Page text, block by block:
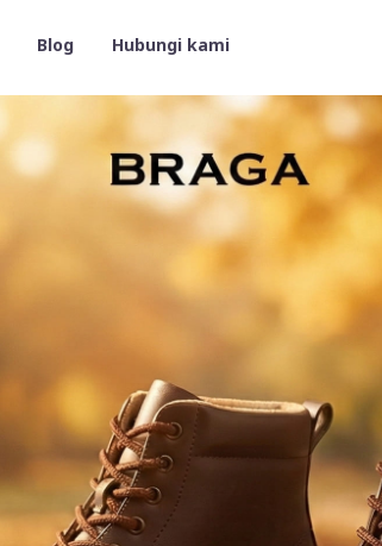
Blog Hubungi kami